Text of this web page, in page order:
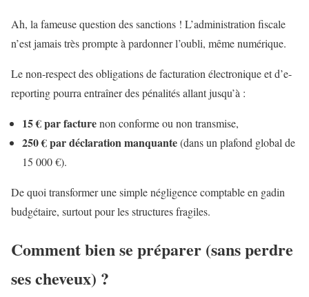
Ah, la fameuse question des sanctions ! L’administration fiscale
n’est jamais très prompte à pardonner l’oubli, même numérique.
Le non-respect des obligations de facturation électronique et d’e-
reporting pourra entraîner des pénalités allant jusqu’à :
15 € par facturenon conforme ou non transmise,
250 € par déclaration manquante(dans un plafond global de
15 000 €).
De quoi transformer une simple négligence comptable en gadin
budgétaire, surtout pour les structures fragiles.
Comment bien se préparer (sans perdre
ses cheveux) ?